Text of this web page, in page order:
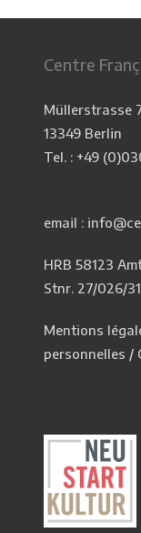
Centre
Müllerstrasse
13349 Berlin
Tel. : +49
email :
HRB 58123
Stnr. 27/026/
Mentions
personnelles /